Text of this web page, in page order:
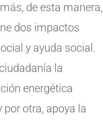
de esta manera,
dos impactos
y ayuda social.
la
energética
por otra, apoya la